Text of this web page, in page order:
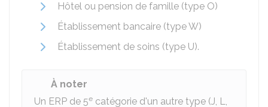
Hôtel ou pension de famille (type O)
Établissement bancaire (type W)
Établissement de soins (type U).
À noter
Un ERP de 5e catégorie d'un autre type (J, L,